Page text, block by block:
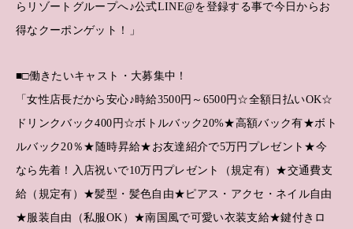
らリゾートグループへ♪公式LINE@を登録する事で今日からお
得なクーポンゲット！」
■□働きたいキャスト・大募集中！
「女性店長だから安心♪時給3500円～6500円☆全額日払いOK☆
ドリンクバック400円☆ボトルバック20%★高額バック有★ボト
ルバック20％★随時昇給★お友達紹介で5万円プレゼント★今
なら先着！入店祝いで10万円プレゼント（規定有）★交通費支
給（規定有）★髪型・髪色自由★ピアス・アクセ・ネイル自由
★服装自由（私服OK）★南国風で可愛い衣装支給★鍵付きロ